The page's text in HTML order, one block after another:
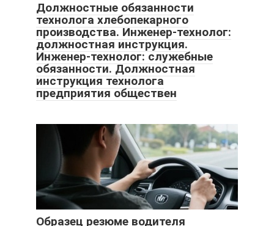
Должностные обязанности
технолога хлебопекарного
производства. Инженер-технолог:
должностная инструкция.
Инженер-технолог: служебные
обязанности. Должностная
инструкция технолога
предприятия обществен
Образец резюме водителя